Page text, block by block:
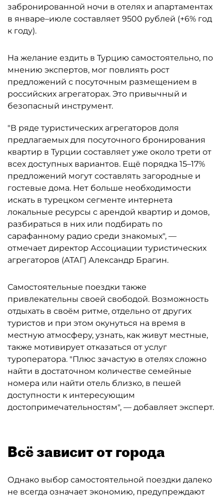
забронированной ночи в отелях и апартаментах
в январе–июле составляет 9500 рублей (+6% год
к году).
На желание ездить в Турцию самостоятельно, по
мнению экспертов, мог повлиять рост
предложений с посуточным размещением в
российских агрегаторах. Это привычный и
безопасный инструмент.
"В ряде туристических агрегаторов доля
предлагаемых для посуточного бронирования
квартир в Турции составляет уже около трети от
всех доступных вариантов. Ещё порядка 15–17%
предложений могут составлять загородные и
гостевые дома. Нет больше необходимости
искать в турецком сегменте интернета
локальные ресурсы с арендой квартир и домов,
разбираться в них или подбирать по
сарафанному радио среди знакомых", —
отмечает директор Ассоциации туристических
агрегаторов (АТАГ) Александр Брагин.
Самостоятельные поездки также
привлекательны своей свободой. Возможность
отдыхать в своём ритме, отдельно от других
туристов и при этом окунуться на время в
местную атмосферу, узнать, как живут местные,
также мотивирует отказаться от услуг
туроператора. "Плюс зачастую в отелях сложно
найти в достаточном количестве семейные
номера или найти отель близко, в пешей
доступности к интересующим
достопримечательностям", — добавляет эксперт.
Всё зависит от города
Однако выбор самостоятельной поездки далеко
не всегда означает экономию, предупреждают